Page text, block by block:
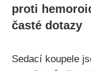
proti
časté ​dotazy
Sedací koupele